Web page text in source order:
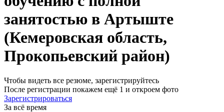
занятостью в Артыште
(Кемеровская область,
Прокопьевский район)
Чтобы видеть все резюме, зарегистрируйтесь
После регистрации покажем ещё 1 и откроем фото
Зарегистрироваться
За всё время